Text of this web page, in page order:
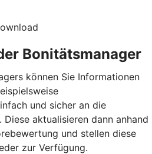
Bonitätsmanager
können Sie Informationen
und sicher an die
aktualisieren dann anhand
und stellen diese
zur Verfügung.